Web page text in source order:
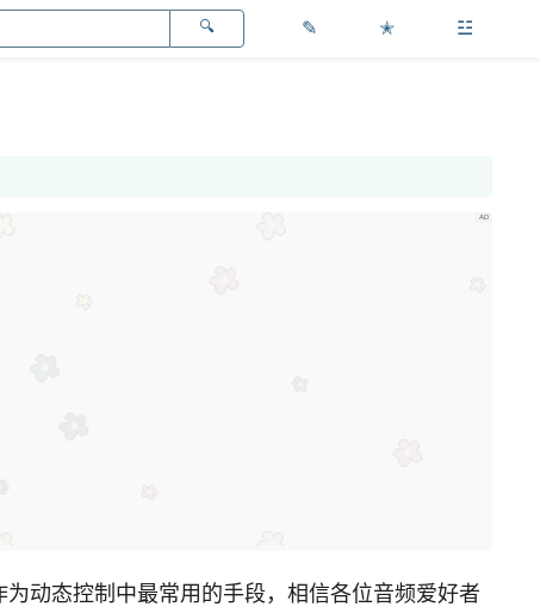
✎ ✭ ☳
动态控制中最常用的手段，相信各位音频爱好者